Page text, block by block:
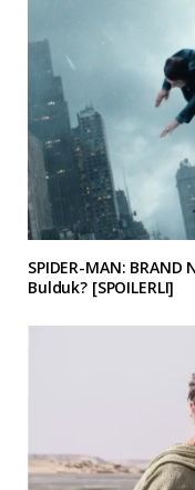
SPIDER-MAN: BRAND
Bulduk? [SPOILERLI]